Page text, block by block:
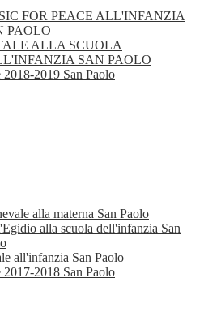
FOR PEACE ALL'INFANZIA
PAOLO
ALLA SCUOLA
SAN PAOLO
2018-2019 San Paolo
alla materna San Paolo
alla scuola dell'infanzia San
all'infanzia San Paolo
2017-2018 San Paolo